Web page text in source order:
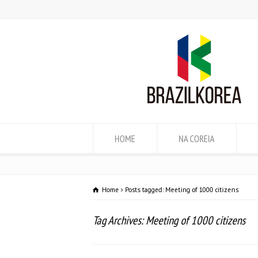
HOME NA COREIA
Home Posts tagged: Meeting of 1000 citizens
Tag Archives: Meeting of 1000 citizens